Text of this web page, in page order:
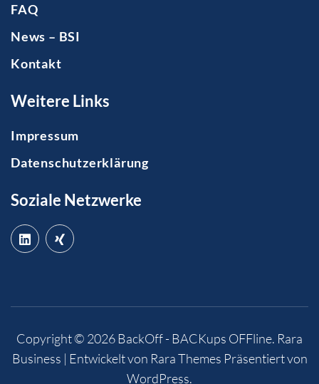
FAQ
News – BSI
Kontakt
Weitere Links
Impressum
Datenschutzerklärung
Soziale Netzwerke
Copyright © 2026BackOff - BACKups OFFline. Rara
Business | Entwickelt von Rara Themes Präsentiert von
WordPress.